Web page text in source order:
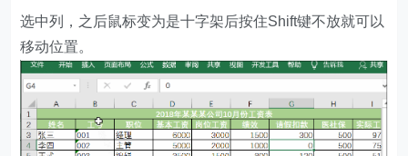
选中列，之后鼠标变为是十字架后按住Shift键不放就可以
移动位置。